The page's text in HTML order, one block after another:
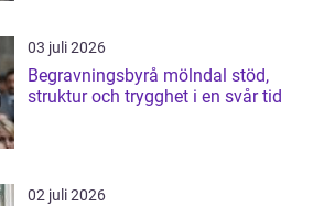
03 juli 2026
Begravningsbyrå mölndal stöd,
struktur och trygghet i en svår tid
02 juli 2026